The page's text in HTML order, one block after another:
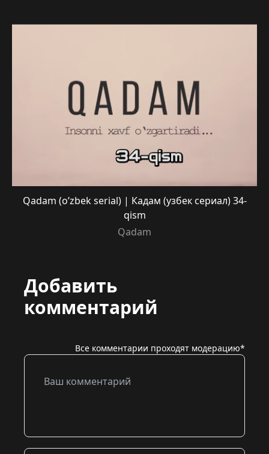
Qadam (o’zbek serial) | Кадам (узбек сериал) 34-
qism
Qadam
Добавить
комментарий
Все комментарии проходят модерацию*